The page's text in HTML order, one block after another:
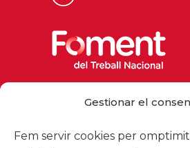
Gestionar el
Fem servir cookies per
foment@foment.com